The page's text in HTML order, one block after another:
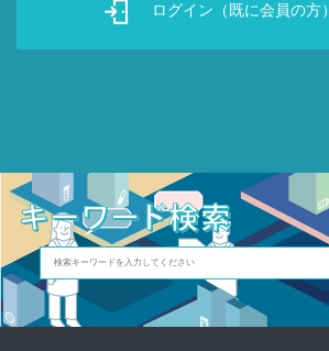
ログイン（既に会員の方）